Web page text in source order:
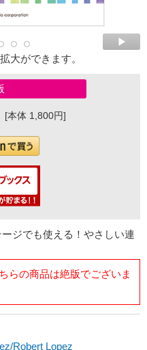
大ができます。
本体 1,800円]
ジでも使える！やさしい連
らの商品は絶版でございま
Robert Lopez